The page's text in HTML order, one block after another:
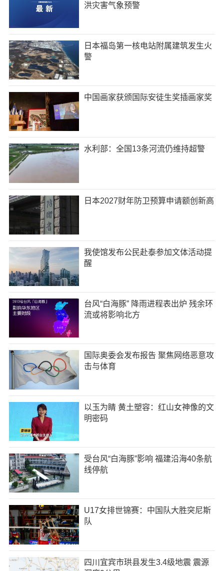
洪灾害气象预警
日本福岛第一核电站附属建筑发生火
警
中国画家获颁国际安徒生奖插画家奖
水利部：全国13条河流仍维持超警
日本2027财年防卫预算申请额创新高
我使馆发布公民赴泰参加文体活动提
醒
台风“白海豚” 降雨进程表出炉 残余环
流或将影响北方
国际奥委会发布报告 聚焦网络恶意攻
击与体育
以玉为睛 黄土塑容：红山女神像的文
明密码
受台风“白海豚”影响 福建沿海40条航
线停航
U17女排世锦赛：中国队大胜突尼斯
队
四川宜宾市珙县发生3.4级地震 震源